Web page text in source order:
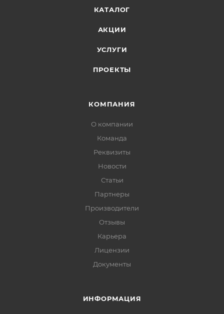
КАТАЛОГ
АКЦИИ
УСЛУГИ
ПРОЕКТЫ
КОМПАНИЯ
О компании
Команда
Реквизиты
Новости
Статьи
Партнеры
Производители
Отзывы
Карьера
Лицензии
Документы
ИНФОРМАЦИЯ